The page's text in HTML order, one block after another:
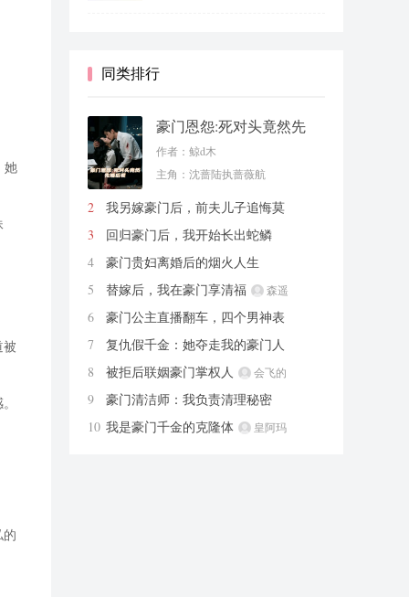
她
被
的
同类排行
豪门恩怨:死对头竟然先
婚后爱
作者：鲸d木
主角：沈蔷陆执蔷薇航
2
我另嫁豪门后，前夫儿子追悔莫
及
烘烤类鲨鱼
3 回归豪门后，我开始长出蛇鳞
林夕社
4 豪门贵妇离婚后的烟火人生
手抓饼要加鸡蛋
5 替嫁后，我在豪门享清福 森遥
6
豪门公主直播翻车，四个男神表
白
一见卿卿误终生
7
复仇假千金：她夺走我的豪门人
生
红包来也
8 被拒后联姻豪门掌权人
会飞的
小山
9 豪门清洁师：我负责清理秘密
我叫浮小云
10 我是豪门千金的克隆体 皇阿玛